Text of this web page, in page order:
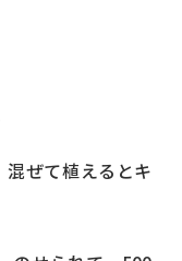
ぜて植えるとキ